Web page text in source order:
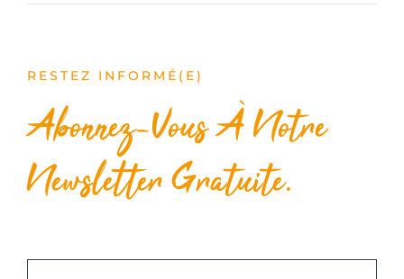
RESTEZ INFORMÉ(E)
Abonnez-Vous À Notre
Newsletter Gratuite.